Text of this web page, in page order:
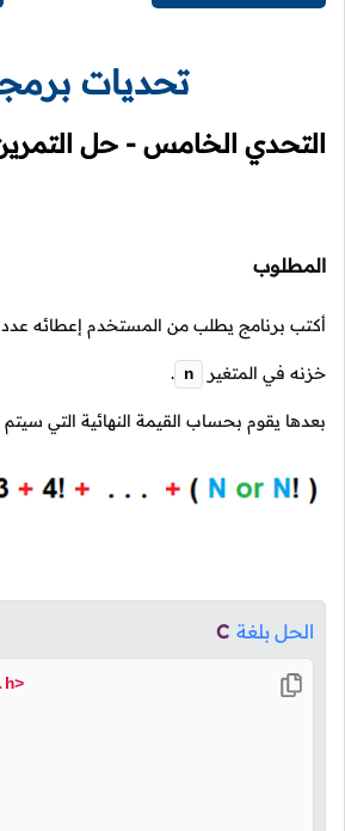
تحديات
التحدي الخامس - حل
المطلوب
أكتب برنامج يطلب من المستخدم إعطائه
خزنه في المتغير n
.
بعدها يقوم بحساب القيمة النهائية التي سيتم
الحل بلغة C